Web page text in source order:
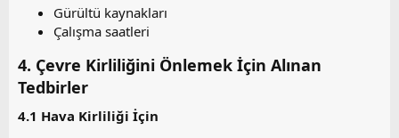
Gürültü kaynakları
Çalışma saatleri
4. Çevre Kirliliğini Önlemek İçin Alınan
Tedbirler​
4.1 Hava Kirliliği İçin​